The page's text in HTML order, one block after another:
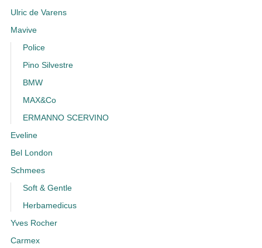
Ulric de Varens
Mavive
Police
Pino Silvestre
BMW
MAX&Co
ERMANNO SCERVINO
Eveline
Bel London
Schmees
Soft & Gentle
Herbamedicus
Yves Rocher
Carmex